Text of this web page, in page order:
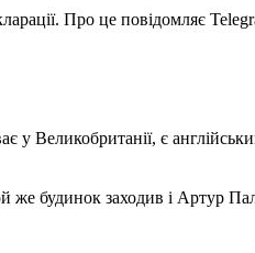
Про це повідомляє
у Великобританії, є
же будинок заходив і Артур